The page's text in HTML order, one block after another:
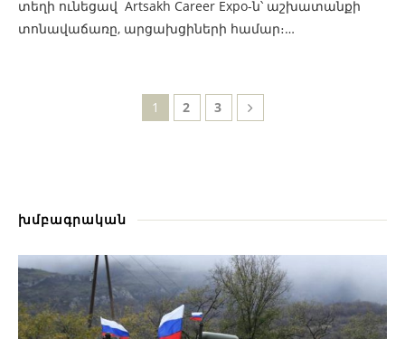
տեղի ունեցավ Artsakh Career Expo-ն՝ աշխատանքի
տոնավաճառը, արցախցիների համար։…
1 2 3
խմբագրական